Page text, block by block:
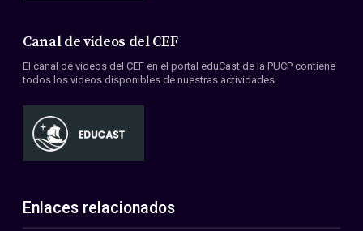
Canal de videos del CEF
El canal de videos del CEF en el portal eduCast de la PUCP contiene
todos los videos disponibles de nuestras actividades.
Enlaces relacionados